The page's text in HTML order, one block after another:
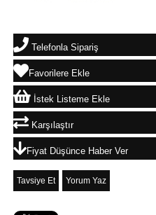
Telefonla Sipariş
Favorilere Ekle
İstek Listeme Ekle
Karşılaştır
Fiyat Düşünce Haber Ver
Tavsiye Et Yorum Yaz